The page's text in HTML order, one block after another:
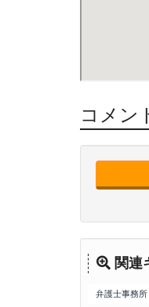
コメン
関連
弁護士事務所